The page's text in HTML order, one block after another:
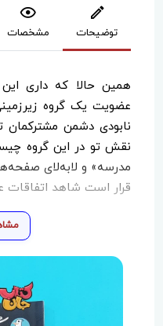
توضیحات مشخصات
همین حالا که داری
عضویت یک گروه
نابودی دشمن مشترکمان
نقش تو در این گروه
مدرسه» و لابه‌لای
قرار است شاهد اتفاقات